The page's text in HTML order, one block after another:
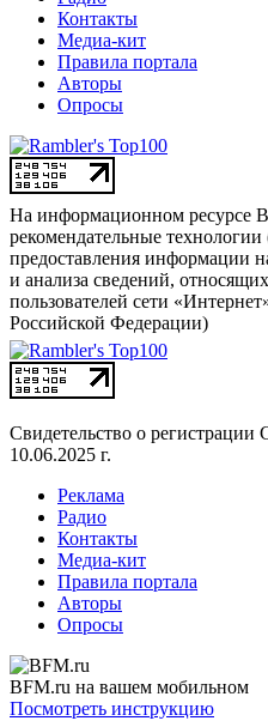
Контакты
Медиа-кит
Правила портала
Авторы
Опросы
На информационном ресурсе
рекомендательные
предоставления информации
и анализа сведений,
пользователей сети
Российской Федерации)
Свидетельство о
10.06.2025 г.
Реклама
Радио
Контакты
Медиа-кит
Правила портала
Авторы
Опросы
BFM.ru на вашем мобильном
Посмотреть инструкцию